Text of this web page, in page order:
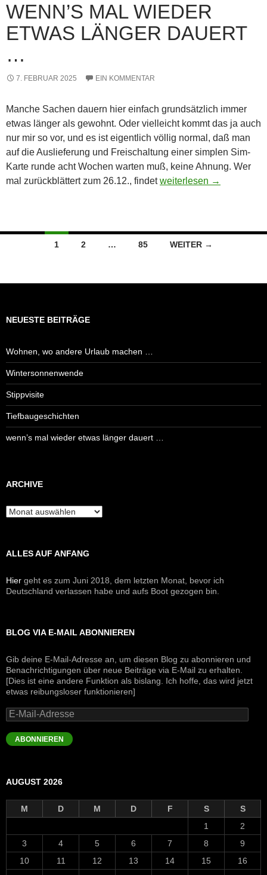
WENN’S MAL WIEDER
ETWAS LÄNGER DAUERT
…
7. FEBRUAR 2025 EIN KOMMENTAR
Manche Sachen dauern hier einfach grundsätzlich immer
etwas länger als gewohnt. Oder vielleicht kommt das ja auch
nur mir so vor, und es ist eigentlich völlig normal, daß man
auf die Auslieferung und Freischaltung einer simplen Sim-
Karte runde acht Wochen warten muß, keine Ahnung. Wer
mal zurückblättert zum 26.12., findetwenn’s mal wieder
weiterlesen →
Beitragsnavigation
1 2 … 85 WEITER →
NEUESTE BEITRÄGE
Wohnen, wo andere Urlaub machen …
Wintersonnenwende
Stippvisite
Tiefbaugeschichten
wenn’s mal wieder etwas länger dauert …
ARCHIVE
Archive
ALLES AUF ANFANG
Hier geht es zum Juni 2018, dem letzten Monat, bevor ich
Deutschland verlassen habe und aufs Boot gezogen bin.
BLOG VIA E-MAIL ABONNIEREN
Gib deine E-Mail-Adresse an, um diesen Blog zu abonnieren und
Benachrichtigungen über neue Beiträge via E-Mail zu erhalten.
[Dies ist eine andere Funktion als bislang. Ich hoffe, das wird jetzt
etwas reibungsloser funktionieren]
E-
Mail-
Adresse
ABONNIEREN
AUGUST 2026
M D M D F S
S
1
2
3
4 5 6 7 8
9
10
11 12 13 14 15
16